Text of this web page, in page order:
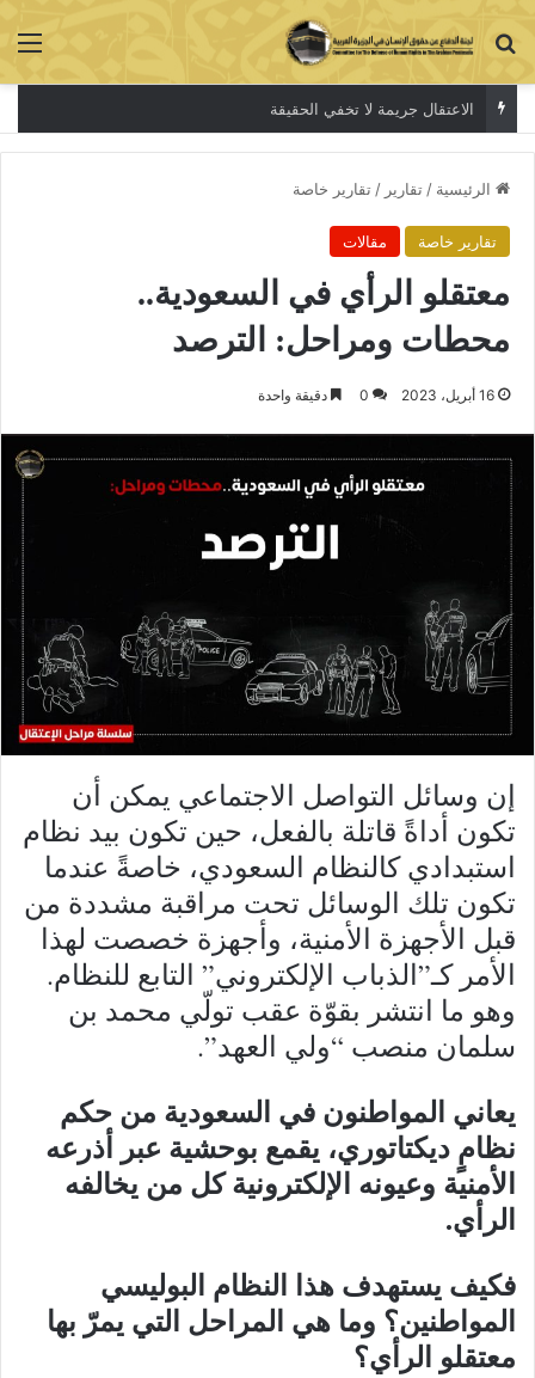
بحث عن
الاعتقال جريمة لا تخفي الحقيقة
الرئيسية / تقارير / تقارير خاصة
تقارير خاصة مقالات
معتقلو الرأي في السعودية..
محطات ومراحل: الترصد
16 أبريل، 2023 0 دقيقة واحدة
إن وسائل التواصل الاجتماعي يمكن أن
تكون أداةً قاتلة بالفعل، حين تكون بيد نظام
استبدادي كالنظام السعودي، خاصةً عندما
تكون تلك الوسائل تحت مراقبة مشددة من
قبل الأجهزة الأمنية، وأجهزة خصصت لهذا
الأمر كـ”الذباب الإلكتروني” التابع للنظام.
وهو ما انتشر بقوّة عقب تولّي محمد بن
سلمان منصب “ولي العهد”.
يعاني المواطنون في السعودية من حكم
نظامٍ ديكتاتوري، يقمع بوحشية عبر أذرعه
الأمنية وعيونه الإلكترونية كل من يخالفه
الرأي.
فكيف يستهدف هذا النظام البوليسي
المواطنين؟ وما هي المراحل التي يمرّ بها
معتقلو الرأي؟